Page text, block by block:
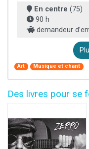
En centre (75)
90 h
demandeur
Art Musique et chant
Des livres pour se